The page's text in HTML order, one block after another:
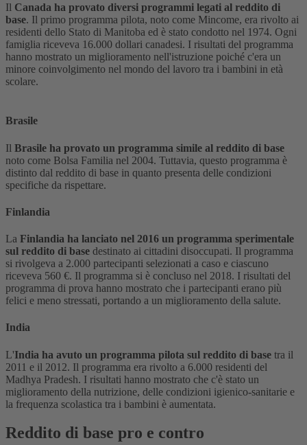
Il Canada ha provato diversi programmi legati al reddito di
base. Il primo programma pilota, noto come Mincome, era rivolto ai
residenti dello Stato di Manitoba ed è stato condotto nel 1974. Ogni
famiglia riceveva 16.000 dollari canadesi. I risultati del programma
hanno mostrato un miglioramento nell'istruzione poiché c'era un
minore coinvolgimento nel mondo del lavoro tra i bambini in età
scolare.
Brasile
Il Brasile ha provato un programma simile al reddito di base
noto come Bolsa Familia nel 2004. Tuttavia, questo programma è
distinto dal reddito di base in quanto presenta delle condizioni
specifiche da rispettare.
Finlandia
La Finlandia ha lanciato nel 2016 un programma sperimentale
sul reddito di base destinato ai cittadini disoccupati. Il programma
si rivolgeva a 2.000 partecipanti selezionati a caso e ciascuno
riceveva 560 €. Il programma si è concluso nel 2018. I risultati del
programma di prova hanno mostrato che i partecipanti erano più
felici e meno stressati, portando a un miglioramento della salute.
India
L'India ha avuto un programma pilota sul reddito di base tra il
2011 e il 2012. Il programma era rivolto a 6.000 residenti del
Madhya Pradesh. I risultati hanno mostrato che c'è stato un
miglioramento della nutrizione, delle condizioni igienico-sanitarie e
la frequenza scolastica tra i bambini è aumentata.
Reddito di base pro e contro